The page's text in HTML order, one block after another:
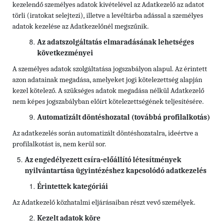
kezelendő személyes adatok kivételével az Adatkezelő az adatot
törli (iratokat selejtezi), illetve a levéltárba adással a személyes
adatok kezelése az Adatkezelőnél megszűnik.
Az adatszolgáltatás elmaradásának lehetséges
következményei
A személyes adatok szolgáltatása jogszabályon alapul. Az érintett
azon adatainak megadása, amelyeket jogi kötelezettség alapján
kezel kötelező. A szükséges adatok megadása nélkül Adatkezelő
nem képes jogszabályban előírt kötelezettségének teljesítésére.
Automatizált döntéshozatal (továbbá profilalkotás)
Az adatkezelés során automatizált döntéshozatalra, ideértve a
profilalkotást is, nem kerül sor.
Az engedélyezett csíra-előállító létesítmények
nyilvántartása ügyintézéshez kapcsolódó adatkezelés
Érintettek kategóriái
Az Adatkezelő közhatalmi eljárásaiban részt vevő személyek.
Kezelt adatok köre